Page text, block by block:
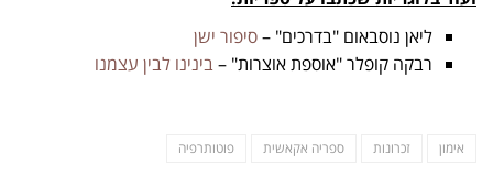
ליאן נוסבאום "בדרכים" –סיפור ישן
רבקה קופלר "אוספת אוצרות" –בינינו לבין עצמנו
אימון זכרונות ספריה אקאשית פוטותרפיה